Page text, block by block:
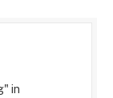
in